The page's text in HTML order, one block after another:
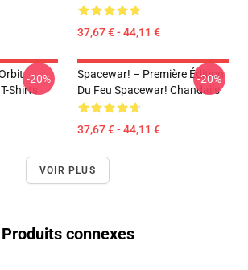
37,67 € - 44,11 €
Shirts
-20%
Spacewar! – Première Édition
Du Feu Spacewar! Chandails
37,67 € - 44,11 €
-20%
VOIR PLUS
Produits connexes